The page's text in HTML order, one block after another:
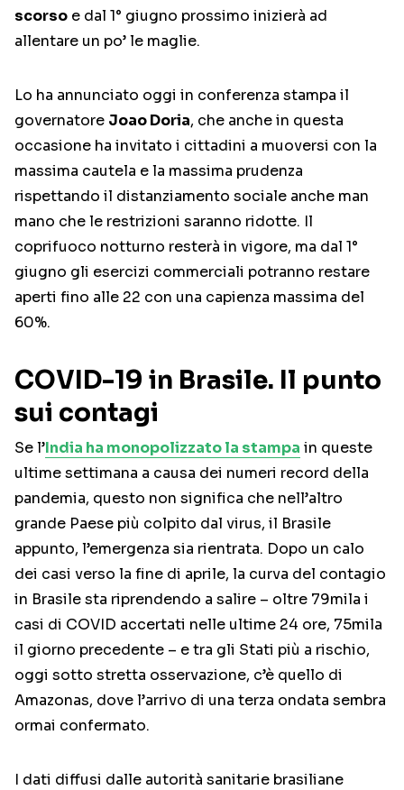
scorso e dal 1° giugno prossimo inizierà ad
allentare un po’ le maglie.
Lo ha annunciato oggi in conferenza stampa il
governatore Joao Doria, che anche in questa
occasione ha invitato i cittadini a muoversi con la
massima cautela e la massima prudenza
rispettando il distanziamento sociale anche man
mano che le restrizioni saranno ridotte. Il
coprifuoco notturno resterà in vigore, ma dal 1°
giugno gli esercizi commerciali potranno restare
aperti fino alle 22 con una capienza massima del
60%.
COVID-19 in Brasile. Il punto
sui contagi
Se l’India ha monopolizzato la stampa in queste
ultime settimana a causa dei numeri record della
pandemia, questo non significa che nell’altro
grande Paese più colpito dal virus, il Brasile
appunto, l’emergenza sia rientrata. Dopo un calo
dei casi verso la fine di aprile, la curva del contagio
in Brasile sta riprendendo a salire – oltre 79mila i
casi di COVID accertati nelle ultime 24 ore, 75mila
il giorno precedente – e tra gli Stati più a rischio,
oggi sotto stretta osservazione, c’è quello di
Amazonas, dove l’arrivo di una terza ondata sembra
ormai confermato.
I dati diffusi dalle autorità sanitarie brasiliane